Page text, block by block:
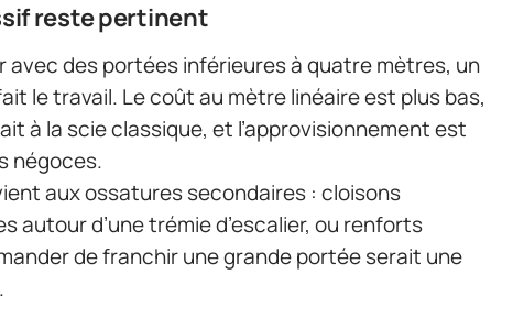
reste pertinent
avec des portées inférieures à quatre mètres, un
le travail. Le coût au mètre linéaire est plus bas,
à la scie classique, et l’approvisionnement est
négoces.
aux ossatures secondaires : cloisons
autour d’une trémie d’escalier, ou renforts
de franchir une grande portée serait une